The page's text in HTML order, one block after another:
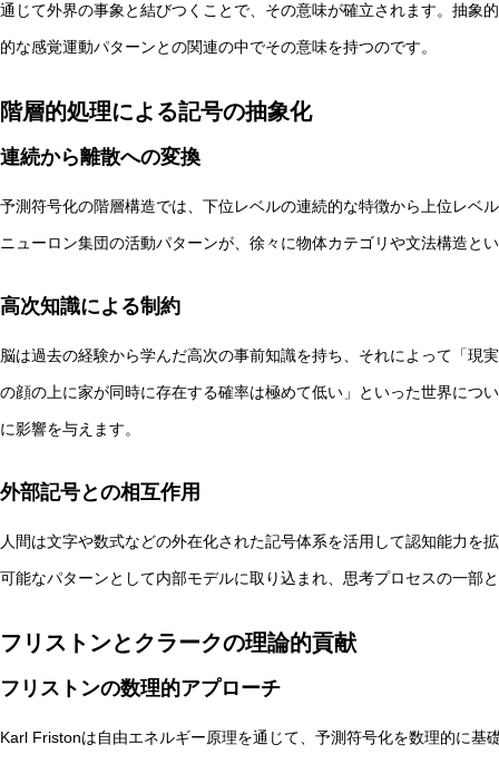
通じて外界の事象と結びつくことで、その意味が確立されます。抽象
的な感覚運動パターンとの関連の中でその意味を持つのです。
階層的処理による記号の抽象化
連続から離散への変換
予測符号化の階層構造では、下位レベルの連続的な特徴から上位レベ
ニューロン集団の活動パターンが、徐々に物体カテゴリや文法構造と
高次知識による制約
脳は過去の経験から学んだ高次の事前知識を持ち、それによって「現
の顔の上に家が同時に存在する確率は極めて低い」といった世界につ
に影響を与えます。
外部記号との相互作用
人間は文字や数式などの外在化された記号体系を活用して認知能力を
可能なパターンとして内部モデルに取り込まれ、思考プロセスの一部
フリストンとクラークの理論的貢献
フリストンの数理的アプローチ
Karl Fristonは自由エネルギー原理を通じて、予測符号化を数理的に基